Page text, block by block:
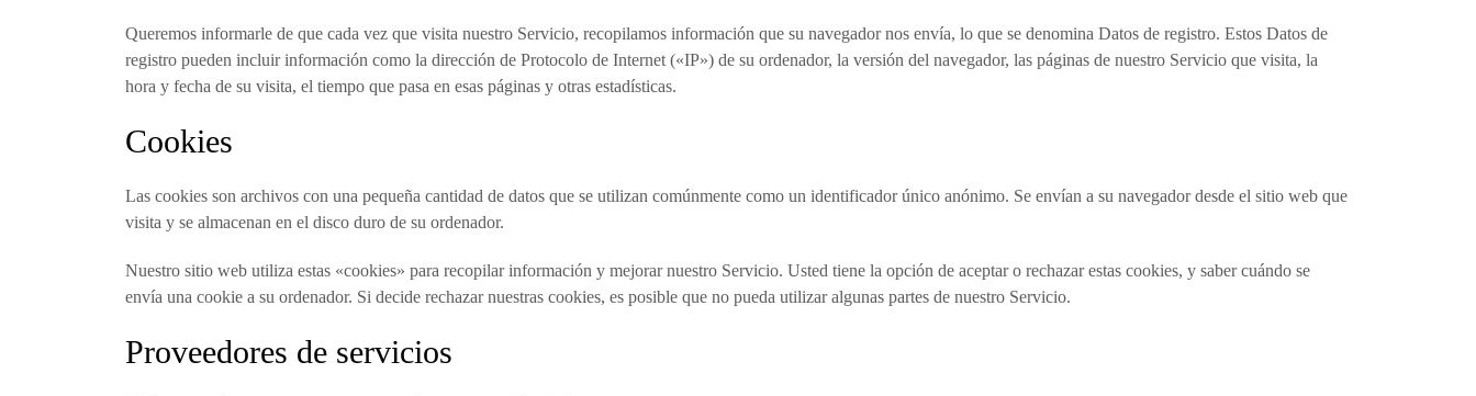
Queremos informarle de que cada vez que visita nuestro Servicio, recopilamos información que su navegador nos envía, lo que se denomina Datos de registro. Estos Datos de
registro pueden incluir información como la dirección de Protocolo de Internet («IP») de su ordenador, la versión del navegador, las páginas de nuestro Servicio que visita, la
hora y fecha de su visita, el tiempo que pasa en esas páginas y otras estadísticas.
Cookies
Las cookies son archivos con una pequeña cantidad de datos que se utilizan comúnmente como un identificador único anónimo. Se envían a su navegador desde el sitio web que
visita y se almacenan en el disco duro de su ordenador.
Nuestro sitio web utiliza estas «cookies» para recopilar información y mejorar nuestro Servicio. Usted tiene la opción de aceptar o rechazar estas cookies, y saber cuándo se
envía una cookie a su ordenador. Si decide rechazar nuestras cookies, es posible que no pueda utilizar algunas partes de nuestro Servicio.
Proveedores de servicios